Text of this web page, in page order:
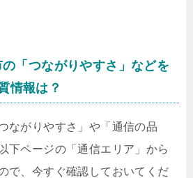
の「つながりやすさ」などを
情報は？
ながりやすさ」や「通信の品
下ページの「通信エリア」から
で、今すぐ確認しておいてくだ